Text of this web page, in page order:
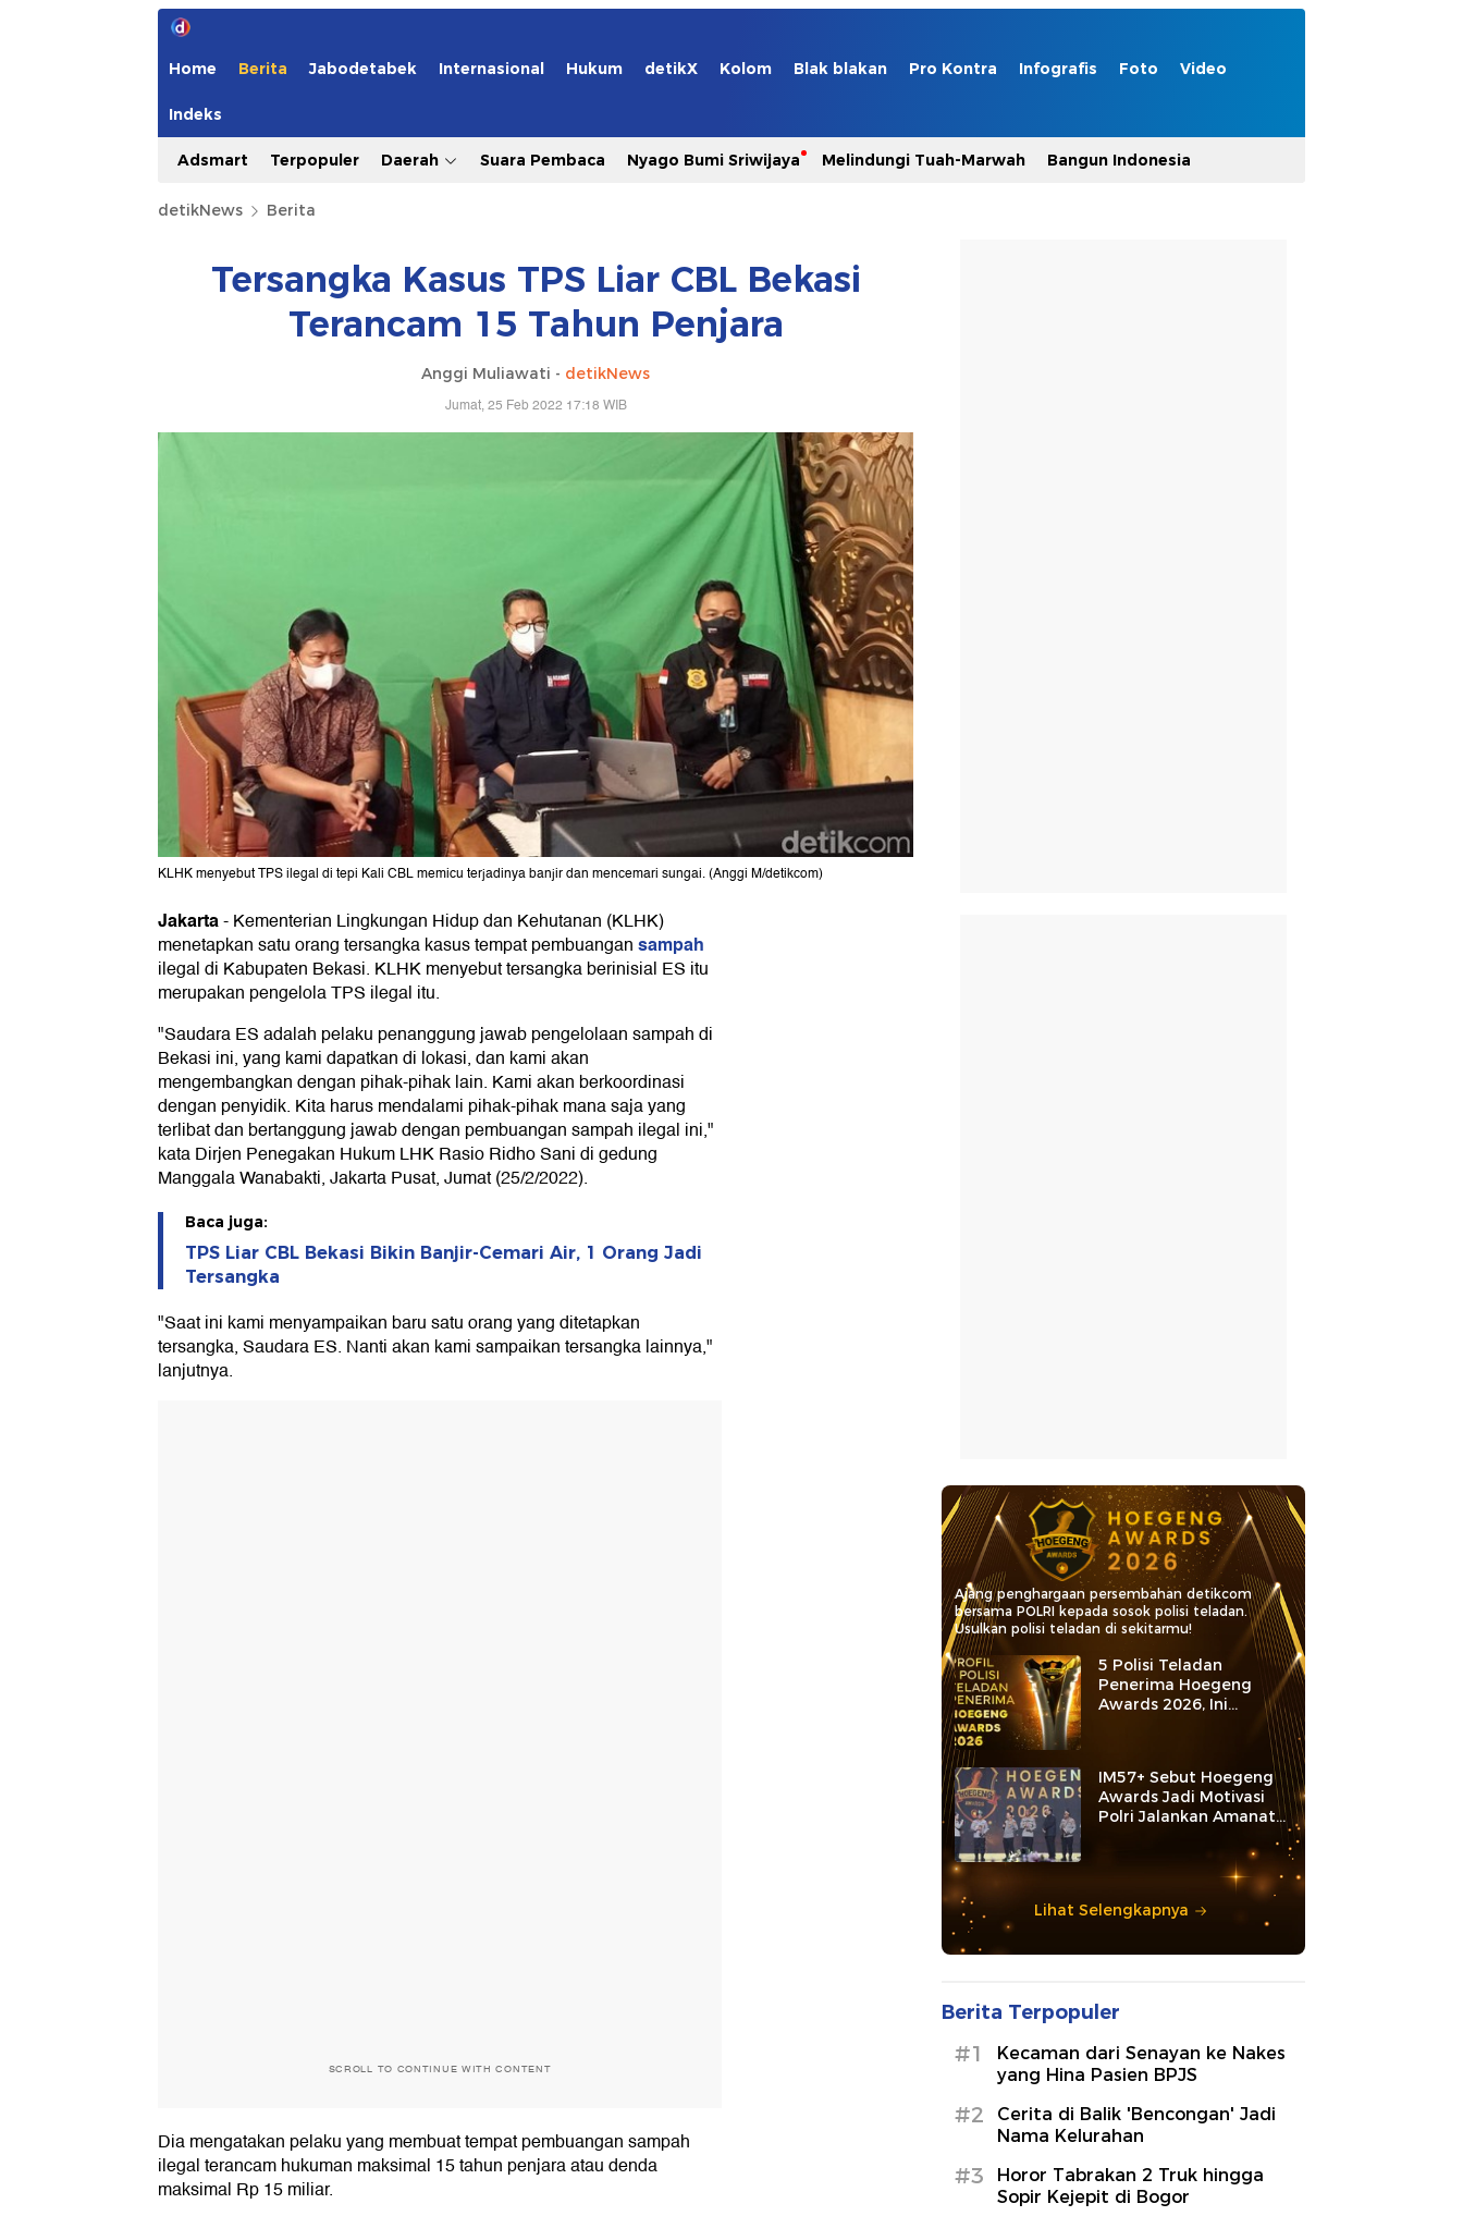
Home Berita Jabodetabek Internasional Hukum detikX Kolom Blak blakan Pro Kontra Infografis Foto Video
Indeks
Adsmart Terpopuler Daerah Suara Pembaca Nyago Bumi Sriwijaya Melindungi Tuah-Marwah Bangun Indonesia
detikNews Berita
Tersangka Kasus TPS Liar CBL Bekasi
Terancam 15 Tahun Penjara
Anggi Muliawati - detikNews
Jumat, 25 Feb 2022 17:18 WIB
KLHK menyebut TPS ilegal di tepi Kali CBL memicu terjadinya banjir dan mencemari sungai. (Anggi M/detikcom)
Jakarta-Kementerian Lingkungan Hidup dan Kehutanan (KLHK)
menetapkan satu orang tersangka kasus tempat pembuangansampah
ilegal di Kabupaten Bekasi. KLHK menyebut tersangka berinisial ES itu
merupakan pengelola TPS ilegal itu.
"Saudara ES adalah pelaku penanggung jawab pengelolaan sampah di
Bekasi ini, yang kami dapatkan di lokasi, dan kami akan
mengembangkan dengan pihak-pihak lain. Kami akan berkoordinasi
dengan penyidik. Kita harus mendalami pihak-pihak mana saja yang
terlibat dan bertanggung jawab dengan pembuangan sampah ilegal ini,"
kata Dirjen Penegakan Hukum LHK Rasio Ridho Sani di gedung
Manggala Wanabakti, Jakarta Pusat, Jumat (25/2/2022).
Baca juga:
TPS Liar CBL Bekasi Bikin Banjir-Cemari Air, 1 Orang Jadi
Tersangka
"Saat ini kami menyampaikan baru satu orang yang ditetapkan
tersangka, Saudara ES. Nanti akan kami sampaikan tersangka lainnya,"
lanjutnya.
SCROLL TO CONTINUE WITH CONTENT
Dia mengatakan pelaku yang membuat tempat pembuangan sampah
ilegal terancam hukuman maksimal 15 tahun penjara atau denda
maksimal Rp 15 miliar.
Ajang penghargaan persembahan detikcom
bersama POLRI kepada sosok polisi teladan.
Usulkan polisi teladan di sekitarmu!
5 Polisi Teladan
Penerima Hoegeng
Awards 2026, Ini
Kategori dan Kiprahnya
IM57+ Sebut Hoegeng
Awards Jadi Motivasi
Polri Jalankan Amanat
Lihat Selengkapnya
Berita Terpopuler
#1
Kecaman dari Senayan ke Nakes
yang Hina Pasien BPJS
#2
Cerita di Balik 'Bencongan' Jadi
Nama Kelurahan
#3
Horor Tabrakan 2 Truk hingga
Sopir Kejepit di Bogor